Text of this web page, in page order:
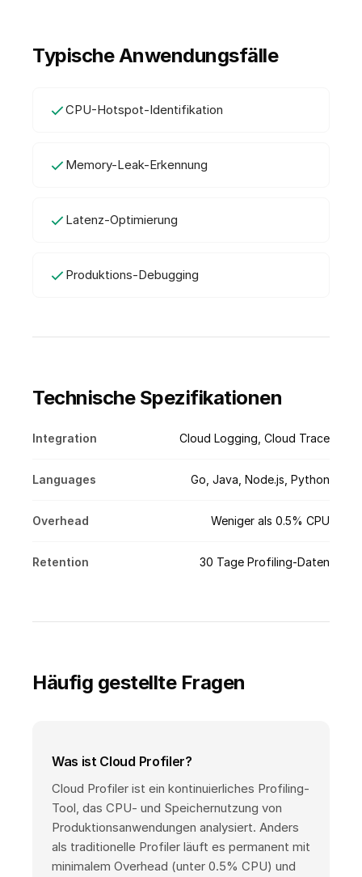
Typische Anwendungsfälle
CPU-Hotspot-Identifikation
Memory-Leak-Erkennung
Latenz-Optimierung
Produktions-Debugging
Technische Spezifikationen
Integration Cloud Logging, Cloud Trace
Languages Go, Java, Node.js, Python
Overhead Weniger als 0.5% CPU
Retention 30 Tage Profiling-Daten
Häufig gestellte Fragen
Was ist Cloud Profiler?
Cloud Profiler ist ein kontinuierliches Profiling-
Tool, das CPU- und Speichernutzung von
Produktionsanwendungen analysiert. Anders
als traditionelle Profiler läuft es permanent mit
minimalem Overhead (unter 0.5% CPU) und